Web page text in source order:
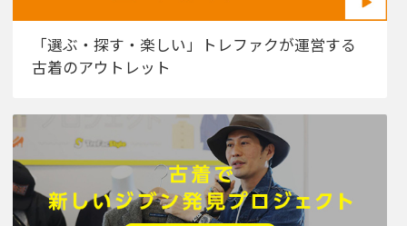
「選ぶ・探す・楽しい」トレファクが運営する
古着のアウトレット